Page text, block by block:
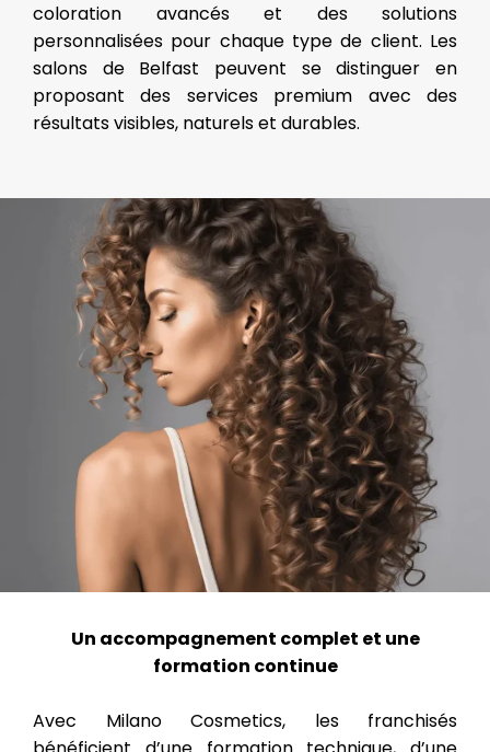
coloration avancés et des solutions
personnalisées pour chaque type de client. Les
salons de Belfast peuvent se distinguer en
proposant des services premium avec des
résultats visibles, naturels et durables.
Un accompagnement complet et une
formation continue
Avec Milano Cosmetics, les franchisés